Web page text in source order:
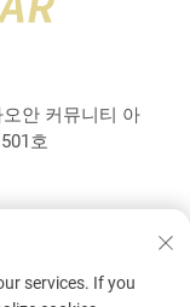
안 커뮤니티 아
호
services. If you